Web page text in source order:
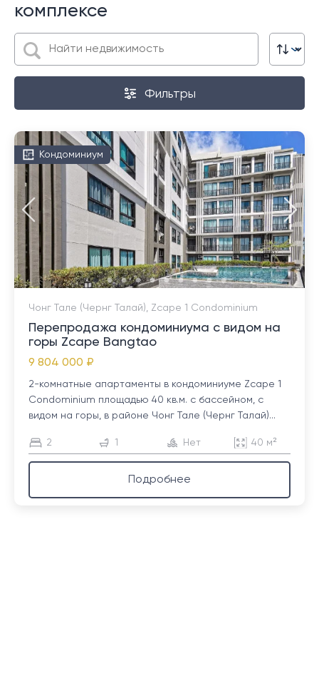
комплексе
Фильтры
Кондоминиум
Чонг Тале (Чернг Талай), Zcape 1 Condominium
Перепродажа кондоминиума с видом на
горы Zcape Bangtao
9 804 000 ₽
2-комнатные апартаменты в кондоминиуме Zcape 1
Condominium площадью 40 кв.м. с бассейном, с
видом на горы, в районе Чонг Тале (Чернг Талай)...
2 1 Нет 40 м²
Подробнее